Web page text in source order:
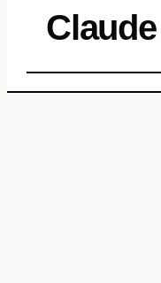
Claude